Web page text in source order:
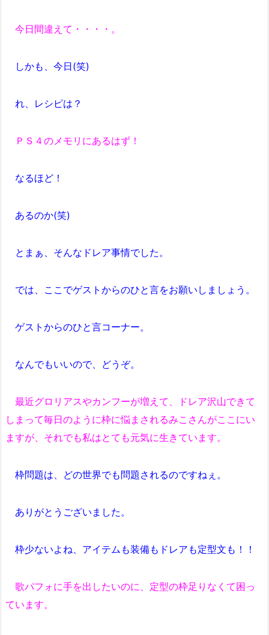
今日間違えて・・・・。
しかも、今日(笑)
れ、レシピは？
ＰＳ４のメモリにあるはず！
なるほど！
あるのか(笑)
とまぁ、そんなドレア事情でした。
では、ここでゲストからのひと言をお願いしましょう。
ゲストからのひと言コーナー。
なんでもいいので、どうぞ。
最近グロリアスやカンフーが増えて、ドレア沢山できて
しまって毎日のように枠に悩まされるみこさんがここにい
ますが、それでも私はとても元気に生きています。
枠問題は、どの世界でも問題されるのですねぇ。
ありがとうございました。
枠少ないよね、アイテムも装備もドレアも定型文も！！
歌パフォに手を出したいのに、定型の枠足りなくて困っ
ています。